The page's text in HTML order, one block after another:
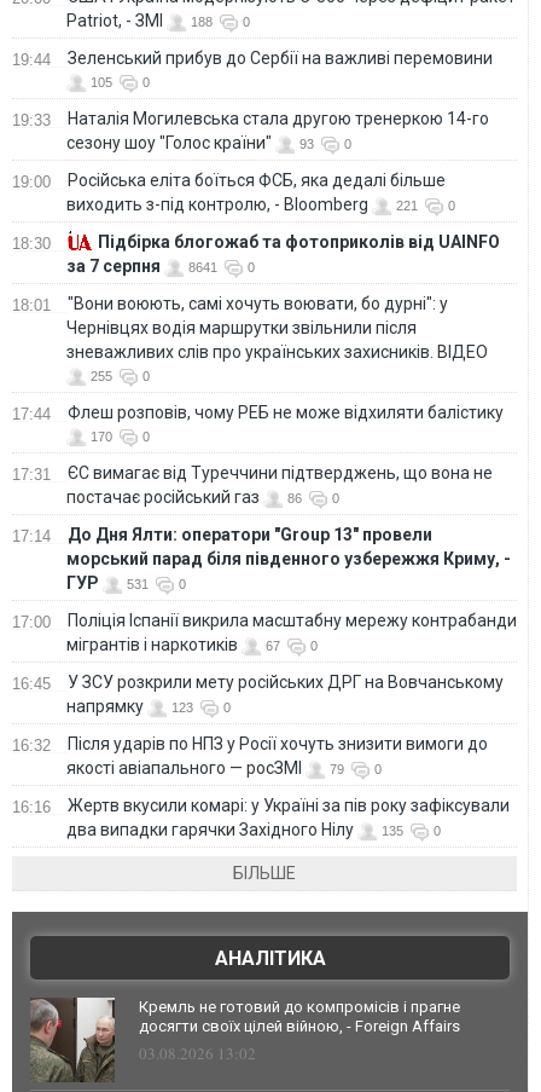
Patriot, - ЗМІ
188 0
19:44 Зеленський прибув до Сербії на важливі перемовини
105 0
19:33
Наталія Могилевська стала другою тренеркою 14-го
сезону шоу "Голос країни"
93 0
19:00
Російська еліта боїться ФСБ, яка дедалі більше
виходить з-під контролю, - Bloomberg
221 0
18:30
Підбірка блогожаб та фотоприколів від UAINFO
за 7 серпня
8641 0
18:01
"Вони воюють, самі хочуть воювати, бо дурні": у
Чернівцях водія маршрутки звільнили після
зневажливих слів про українських захисників. ВІДЕО
255 0
17:44 Флеш розповів, чому РЕБ не може відхиляти балістику
170 0
17:31
ЄС вимагає від Туреччини підтверджень, що вона не
постачає російський газ
86 0
17:14
До Дня Ялти: оператори "Group 13" провели
морський парад біля південного узбережжя Криму, -
ГУР
531 0
17:00
Поліція Іспанії викрила масштабну мережу контрабанди
мігрантів і наркотиків
67 0
16:45
У ЗСУ розкрили мету російських ДРГ на Вовчанському
напрямку
123 0
16:32
Після ударів по НПЗ у Росії хочуть знизити вимоги до
якості авіапального — росЗМІ
79 0
16:16
Жертв вкусили комарі: у Україні за пів року зафіксували
два випадки гарячки Західного Нілу
135 0
БІЛЬШЕ
АНАЛІТИКА
Кремль не готовий до компромісів і прагне
досягти своїх цілей війною, - Foreign Affairs
03.08.2026 13:02